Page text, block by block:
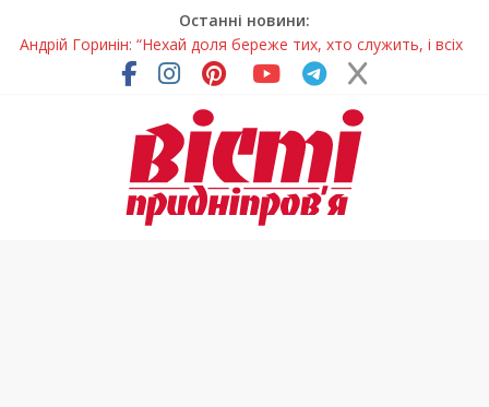
Останні новини:
Андрій Горинін: “Нехай доля береже тих, хто служить, і всіх
Жінки, які повертають життя: у Дніпрі відкрили унікальну
Педагогиню з Дніпра відзначили у престижному
всеукраїнському конкурсі
Дніпро стане головним центром молодіжних проєктів та
ініціатив України